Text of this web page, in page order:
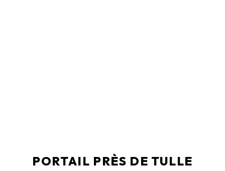
PORTAIL PRÈS DE TULLE